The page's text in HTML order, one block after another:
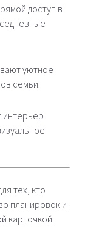
доступ в
уютное
семьи.
интерьер
тех, кто
планировок и
карточкой